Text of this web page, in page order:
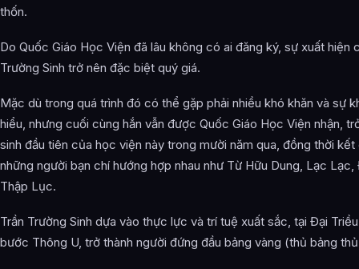
thốn.
Do Quốc Giáo Học Viện đã lâu không có ai đăng ký, sự xuất hiện
Trường Sinh trở nên đặc biệt quý giá.
Mặc dù trong quá trình đó có thể gặp phải nhiều khó khăn và sự
hiểu, nhưng cuối cùng hắn vẫn được Quốc Giáo Học Viện nhận,
sinh đầu tiên của học viện này trong mười năm qua, đồng thời kết
những người bạn chí hướng hợp nhau như Từ Hữu Dung, Lạc
Thập Lục.
Trần Trường Sinh dựa vào thực lực và trí tuệ xuất sắc, tại Đại
bước Thông U, trở thành người đứng đầu bảng vàng (thủ bảng